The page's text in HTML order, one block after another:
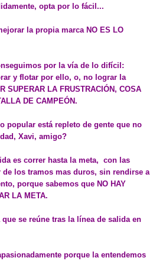
opta por lo fácil...
la propia marca NO ES LO
por la vía de lo difícil:
y flotar por ello, o, no lograr la
SUPERAR LA FRUSTRACIÓN, COSA
DE CAMPEÓN.
está repleto de gente que no
Xavi, amigo?
es correr hasta la meta, con las
los tramos mas duros, sin rendirse a
porque sabemos que NO HAY
LA META.
se reúne tras la línea de salida en
porque la entendemos